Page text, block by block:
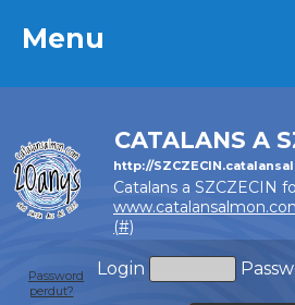
Menu
CATALANS A
http://
Catalans a SZCZECIN
(#)
Login
Password
perdut?
Menu